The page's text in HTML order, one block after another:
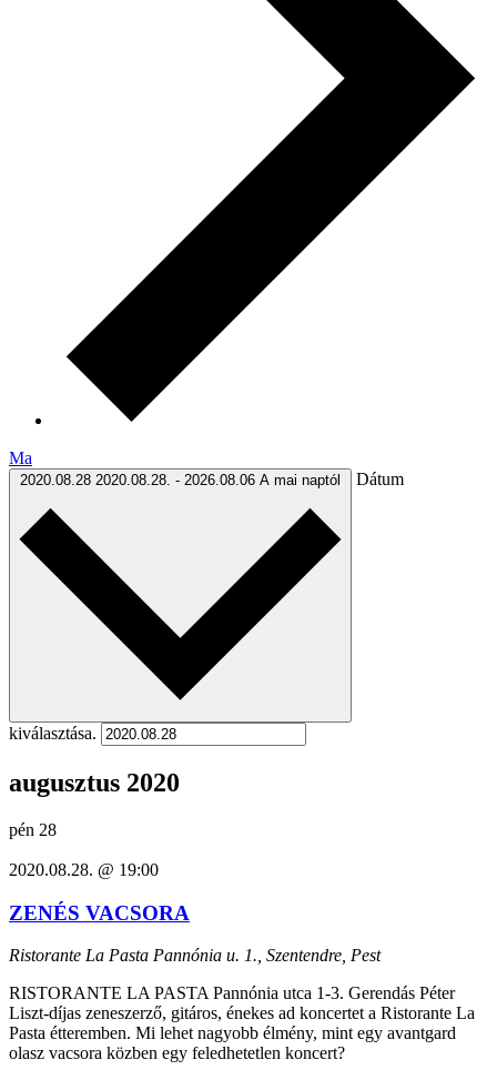
Ma
2020.08.28 2020.08.28. - 2026.08.06 A mai naptól Dátum
kiválasztása.
augusztus 2020
pén 28
2020.08.28. @ 19:00
ZENÉS VACSORA
Ristorante La Pasta Pannónia u. 1., Szentendre, Pest
RISTORANTE LA PASTA Pannónia utca 1-3. Gerendás Péter
Liszt-díjas zeneszerző, gitáros, énekes ad koncertet a Ristorante La
Pasta étteremben. Mi lehet nagyobb élmény, mint egy avantgard
olasz vacsora közben egy feledhetetlen koncert?